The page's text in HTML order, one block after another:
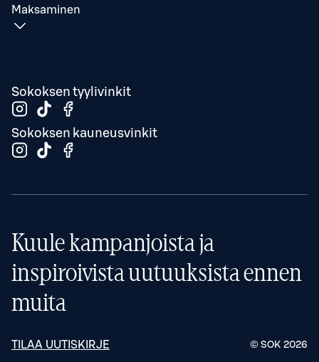
Maksaminen
Sokoksen tyylivinkit
Sokoksen kauneusvinkit
Kuule kampanjoista ja
inspiroivista uutuuksista ennen
muita
TILAA UUTISKIRJE © SOK 2026